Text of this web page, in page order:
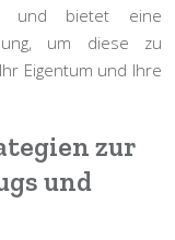
und bietet eine
um diese zu
Eigentum und Ihre
zur
und